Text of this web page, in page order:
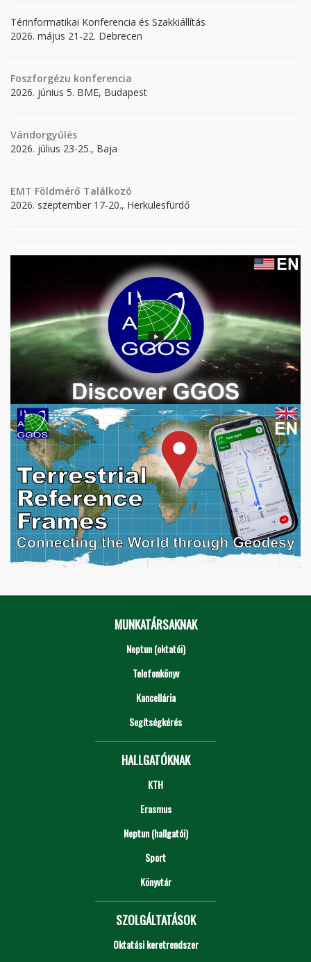
Térinformatikai Konferencia és Szakkiállítás
2026. május 21-22. Debrecen
Foszforgézu konferencia
2026. június 5. BME, Budapest
Vándorgyűlés
2026. július 23-25., Baja
EMT Földmérő Találkozó
2026. szeptember 17-20., Herkulesfürdő
MUNKATÁRSAKNAK
Neptun (oktatói)
Telefonkönyv
Kancellária
Segítségkérés
HALLGATÓKNAK
KTH
Erasmus
Neptun (hallgatói)
Sport
Könyvtár
SZOLGÁLTATÁSOK
Oktatási keretrendszer